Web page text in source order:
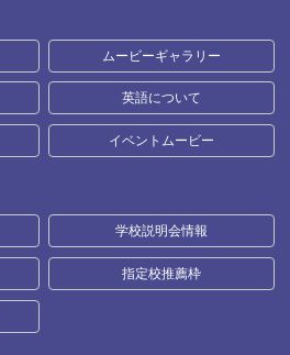
ムービーギャラリー
英語について
イベントムービー
学校説明会情報
指定校推薦枠